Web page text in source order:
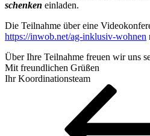
schenken einladen.
Die Teilnahme über eine
https://inwob.net/ag-inklusiv-wohnen
Über Ihre Teilnahme freuen wir uns
Mit freundlichen Grüßen
Ihr Koordinationsteam
Beitragsnavigation